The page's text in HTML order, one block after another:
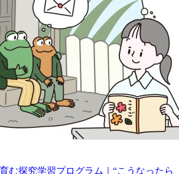
む探究学習プログラム｜“こうなったら